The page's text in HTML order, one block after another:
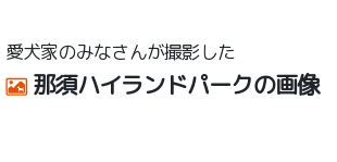
愛犬家のみなさんが撮影した
那須ハイランドパークの画像